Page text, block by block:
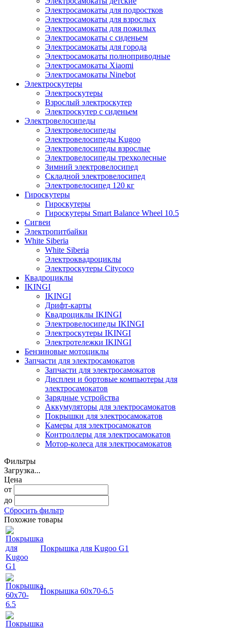
Электросамокаты для подростков
Электросамокаты для взрослых
Электросамокаты для пожилых
Электросамокаты с сиденьем
Электросамокаты для города
Электросамокаты полноприводные
Электросамокаты Xiaomi
Электросамокаты Ninebot
Электроскутеры
Электроскутеры
Взрослый электроскутер
Электроскутер с сиденьем
Электровелосипеды
Электровелосипеды
Электровелосипеды Kugoo
Электровелосипеды взрослые
Электровелосипеды трехколесные
Зимний электровелосипед
Складной электровелосипед
Электровелосипед 120 кг
Гироскутеры
Гироскутеры
Гироскутеры Smart Balance Wheel 10.5
Сигвеи
Электропитбайки
White Siberia
White Siberia
Электроквадроциклы
Электроскутеры Citycoco
Квадроциклы
IKINGI
IKINGI
Дрифт-карты
Квадроциклы IKINGI
Электровелосипеды IKINGI
Электроскутеры IKINGI
Электротележки IKINGI
Бензиновые мотоциклы
Запчасти для электросамокатов
Запчасти для электросамокатов
Дисплеи и бортовые компьютеры для
электросамокатов
Зарядные устройства
Аккумуляторы для электросамокатов
Покрышки для электросамокатов
Камеры для электросамокатов
Контроллеры для электросамокатов
Мотор-колеса для электросамокатов
Фильтры
Загрузка...
Цена
от
до
Сбросить фильтр
Похожие товары
Покрышка для Kugoo G1
Покрышка 60x70-6.5